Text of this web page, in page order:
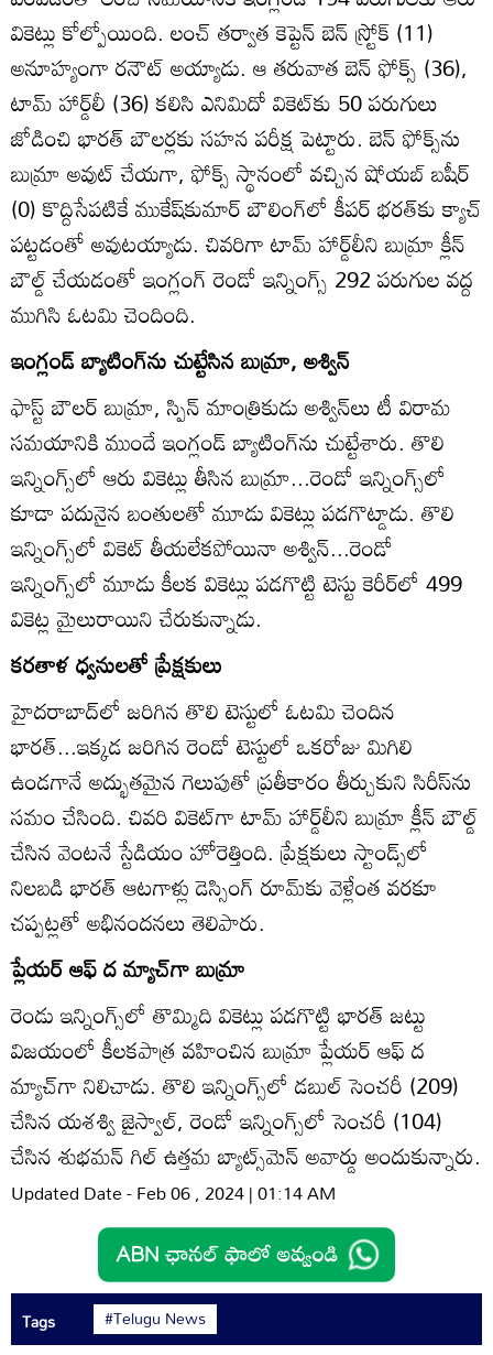
వికెట్లు కోల్పోయింది. లంచ్‌ తర్వాత కెప్టెన్‌ బెన్‌ స్ర్టోక్‌ (11)
అనూహ్యంగా రనౌట్‌ అయ్యాడు. ఆ తరువాత బెన్‌ ఫోక్స్‌ (36),
టామ్‌ హార్డ్‌లీ (36) కలిసి ఎనిమిదో వికెట్‌కు 50 పరుగులు
జోడించి భారత్‌ బౌలర్లకు సహన పరీక్ష పెట్టారు. బెన్‌ ఫోక్స్‌ను
బుమ్రా అవుట్‌ చేయగా, ఫోక్స్‌ స్థానంలో వచ్చిన షోయబ్‌ బషీర్‌
(0) కొద్దిసేపటికే ముకేష్‌కుమార్‌ బౌలింగ్‌లో కీపర్‌ భరత్‌కు క్యాచ్‌
పట్టడంతో అవుటయ్యాడు. చివరిగా టామ్‌ హార్డ్‌లీని బుమ్రా క్లీన్‌
బౌల్డ్‌ చేయడంతో ఇంగ్లంగ్‌ రెండో ఇన్నింగ్స్‌ 292 పరుగుల వద్ద
ముగిసి ఓటమి చెందింది.
ఇంగ్లండ్‌ బ్యాటింగ్‌ను చుట్టేసిన బుమ్రా, అశ్విన్‌
ఫాస్ట్‌ బౌలర్‌ బుమ్రా, స్పిన్‌ మాంత్రికుడు అశ్విన్‌లు టీ విరామ
సమయానికి ముందే ఇంగ్లండ్‌ బ్యాటింగ్‌ను చుట్టేశారు. తొలి
ఇన్నింగ్స్‌లో ఆరు వికెట్లు తీసిన బుమ్రా...రెండో ఇన్నింగ్స్‌లో
కూడా పదునైన బంతులతో మూడు వికెట్లు పడగొట్డాడు. తొలి
ఇన్నింగ్స్‌లో వికెట్‌ తీయలేకపోయినా అశ్విన్‌...రెండో
ఇన్నింగ్స్‌లో మూడు కీలక వికెట్లు పడగొట్టి టెస్టు కెరీర్‌లో 499
వికెట్ల మైలురాయిని చేరుకున్నాడు.
కరతాళ ధ్వనులతో ప్రేక్షకులు
హైదరాబాద్‌లో జరిగిన తొలి టెస్టులో ఓటమి చెందిన
భారత్‌...ఇక్కడ జరిగిన రెండో టెస్టులో ఒకరోజు మిగిలి
ఉండగానే అద్భుతమైన గెలుపుతో ప్రతీకారం తీర్చుకుని సిరీస్‌ను
సమం చేసింది. చివరి వికెట్‌గా టామ్‌ హార్డ్‌లీని బుమ్రా క్లీన్‌ బౌల్డ్‌
చేసిన వెంటనే స్టేడియం హోరెత్తింది. ప్రేక్షకులు స్టాండ్స్‌లో
నిలబడి భారత్‌ ఆటగాళ్లు డెస్సింగ్‌ రూమ్‌కు వెళ్లేంత వరకూ
చప్పట్లతో అభినందనలు తెలిపారు.
ప్లేయర్‌ ఆఫ్‌ ద మ్యాచ్‌గా బుమ్రా
రెండు ఇన్నింగ్స్‌లో తొమ్మిది వికెట్లు పడగొట్టి భారత్‌ జట్టు
విజయంలో కీలకపాత్ర వహించిన బుమ్రా ప్లేయర్‌ ఆఫ్‌ ద
మ్యాచ్‌గా నిలిచాడు. తొలి ఇన్నింగ్స్‌లో డబుల్‌ సెంచరీ (209)
చేసిన యశశ్వి జైస్వాల్‌, రెండో ఇన్నింగ్స్‌లో సెంచరీ (104)
చేసిన శుభమన్‌ గిల్‌ ఉత్తమ బ్యాట్స్‌మెన్‌ అవార్డు అందుకున్నారు.
Updated Date - Feb 06 , 2024 | 01:14 AM
Tags #Telugu News